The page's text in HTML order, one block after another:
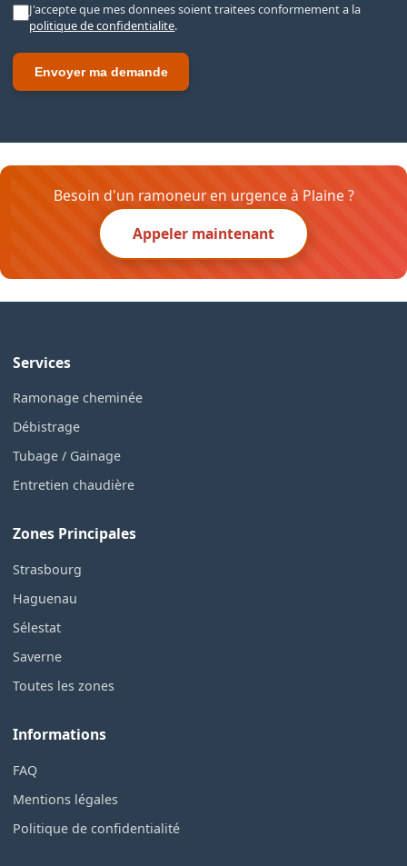
J'accepte que mes donnees soient traitees conformement a la
politique de confidentialite.
Envoyer ma demande
Besoin d'un ramoneur en urgence à Plaine ?
Appeler maintenant
Services
Ramonage cheminée
Débistrage
Tubage / Gainage
Entretien chaudière
Zones Principales
Strasbourg
Haguenau
Sélestat
Saverne
Toutes les zones
Informations
FAQ
Mentions légales
Politique de confidentialité